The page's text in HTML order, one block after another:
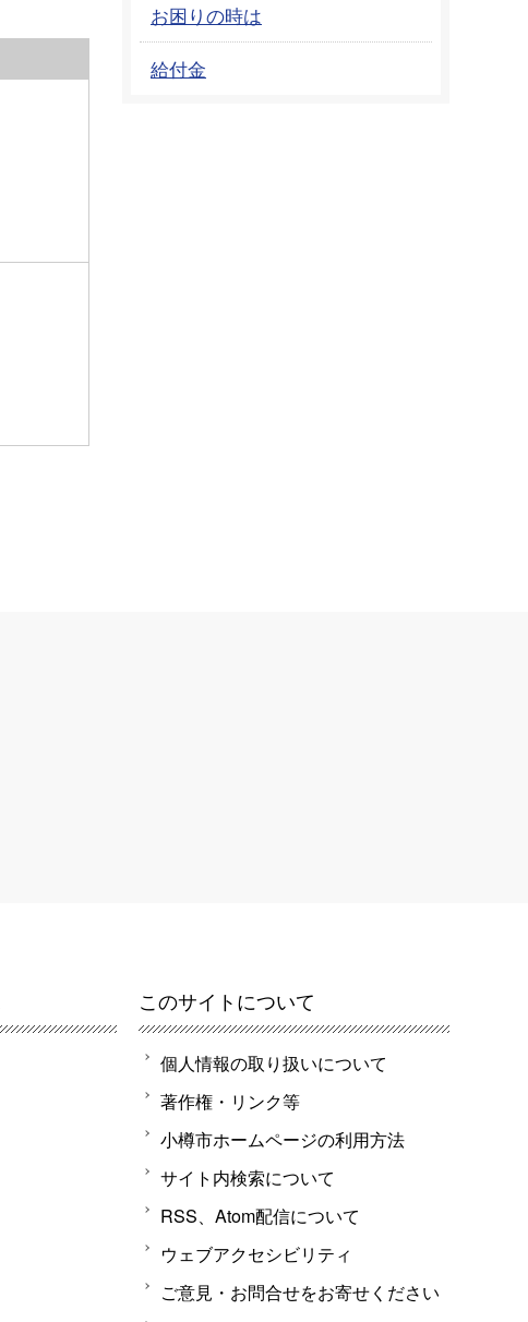
お困りの時は
給付金
このサイトについて
個人情報の取り扱いについて
著作権・リンク等
小樽市ホームページの利用方法
サイト内検索について
RSS、Atom配信について
ウェブアクセシビリティ
ご意見・お問合せをお寄せください